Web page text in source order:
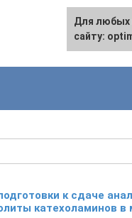
к сдаче
катехоламинов в
Для любых
сайту: